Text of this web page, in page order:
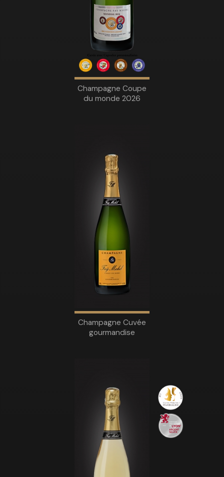
Champagne Coupe
du monde 2026
Champagne Cuvée
gourmandise